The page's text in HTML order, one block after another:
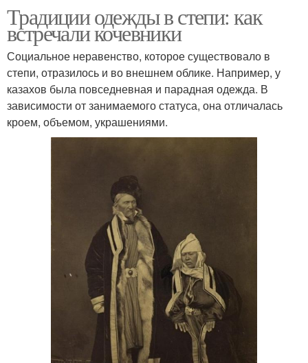
Традиции одежды в степи: как
встречали кочевники
Социальное неравенство, которое существовало в
степи, отразилось и во внешнем облике. Например, у
казахов была повседневная и парадная одежда. В
зависимости от занимаемого статуса, она отличалась
кроем, объемом, украшениями.